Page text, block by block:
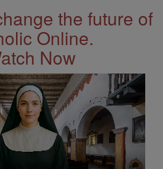
the future of
Online.
Now